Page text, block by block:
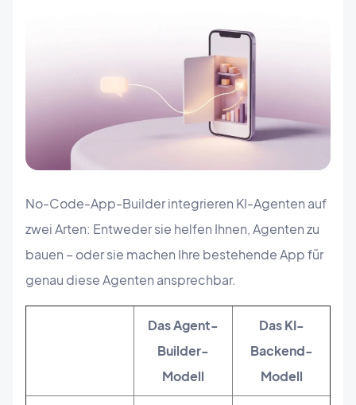
No-Code-App-Builder integrieren KI-Agenten auf
zwei Arten: Entweder sie helfen Ihnen, Agenten zu
bauen – oder sie machen Ihre bestehende App für
genau diese Agenten ansprechbar.
Das Agent-
Builder-
Modell
Das KI-
Backend-
Modell